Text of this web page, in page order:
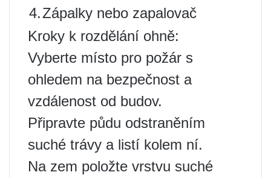
4.Zápalky nebo zapalovač
Kroky k rozdělání ohně:
Vyberte místo pro požár s
ohledem na bezpečnost a
vzdálenost od budov.
Připravte půdu odstraněním
suché trávy a listí kolem ní.
Na zem položte vrstvu suché